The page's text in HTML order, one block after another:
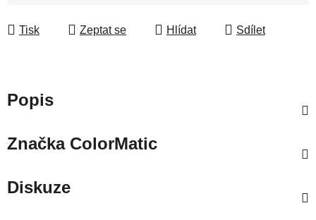
Tisk Zeptat se Hlídat Sdílet
Popis
ZnačkaColorMatic
Diskuze